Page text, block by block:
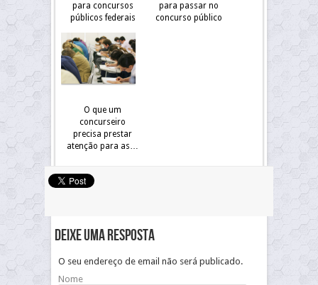
para concursos
públicos federais
para passar no
concurso público
O que um
concurseiro
precisa prestar
atenção para as…
Deixe uma resposta
O seu endereço de email não será publicado.
Nome